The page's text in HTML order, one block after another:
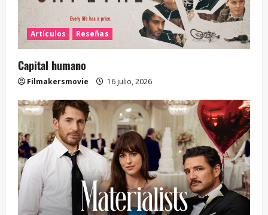
Artículos Reseñas
Capital humano
Filmakersmovie 16 julio, 2026